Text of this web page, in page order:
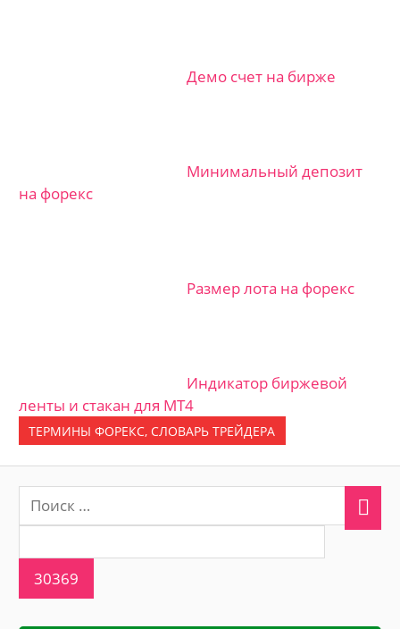
Демо счет на бирже
Минимальный депозит
на форекс
Размер лота на форекс
Индикатор биржевой
ленты и стакан для МТ4
ТЕРМИНЫ ФОРЕКС, СЛОВАРЬ ТРЕЙДЕРА